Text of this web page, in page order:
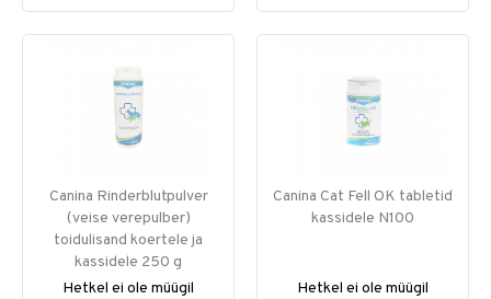
Canina Rinderblutpulver
(veise verepulber)
toidulisand koertele ja
kassidele 250 g
Hetkel ei ole müügil
Canina Cat Fell OK tabletid
kassidele N100
Hetkel ei ole müügil